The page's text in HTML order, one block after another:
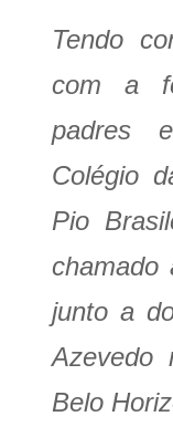
Tendo
com a
padres
Colégio
Pio
chamado
junto a
Azevedo
Belo